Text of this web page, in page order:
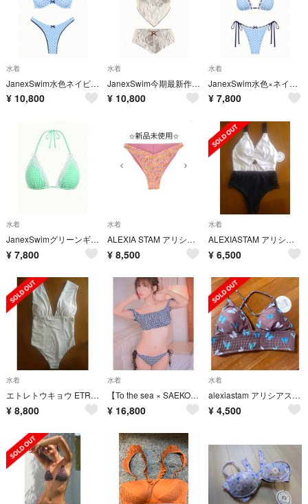
水着
JanexSwim水色ネイビードットリボン水着ワイヤービキニハイレグボトムセット
¥ 10,800
水着
JanexSwim今期最新作レースタンキニ風ビキニ+ローライズボーイショーツセット水着
¥ 10,800
水着
JanexSwim水色×ネイビードットリボンレースブラジリアンビキニセット水着
¥ 7,800
水着
JanexSwimグリーンギンガムチェックレースリボンビキニボーイショーツセット水着
¥ 7,800
水着
ALEXIA STAM アリシアスタン ビキニボトム Georgiana Strawberry Disco M
¥ 8,500
水着
ALEXIASTAM アリシアスタン 水着 山中美智子
¥ 6,500
水着
エトレトウキョウ ETRETOKYO アリシアスタン ALEXIASTAM 水着
¥ 8,800
水着
【To the sea × SAEKO】トゥーザシー 紗栄子コラボ ビキニ
¥ 16,800
水着
alexiastam アリシアスタン アシュレー Mサイズ 新品未使用タグ付き
¥ 4,500